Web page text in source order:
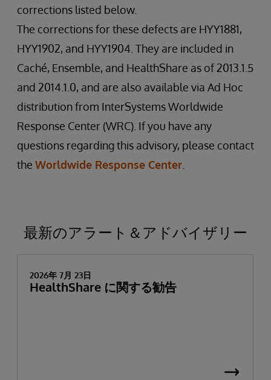
corrections listed below.
The corrections for these defects are HYY1881,
HYY1902, and HYY1904. They are included in
Caché, Ensemble, and HealthShare as of 2013.1.5
and 2014.1.0, and are also available via Ad Hoc
distribution from InterSystems Worldwide
Response Center (WRC). If you have any
questions regarding this advisory, please contact
the Worldwide Response Center
最新のアラート＆アドバイザリー
2026年 7月 23日
HealthShare に関する勧告